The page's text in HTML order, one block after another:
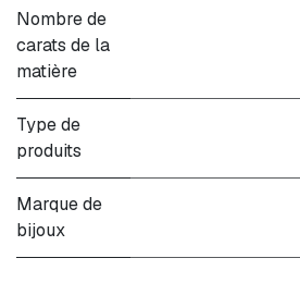
Nombre de
carats de la
matière
Type de
produits
Marque de
bijoux